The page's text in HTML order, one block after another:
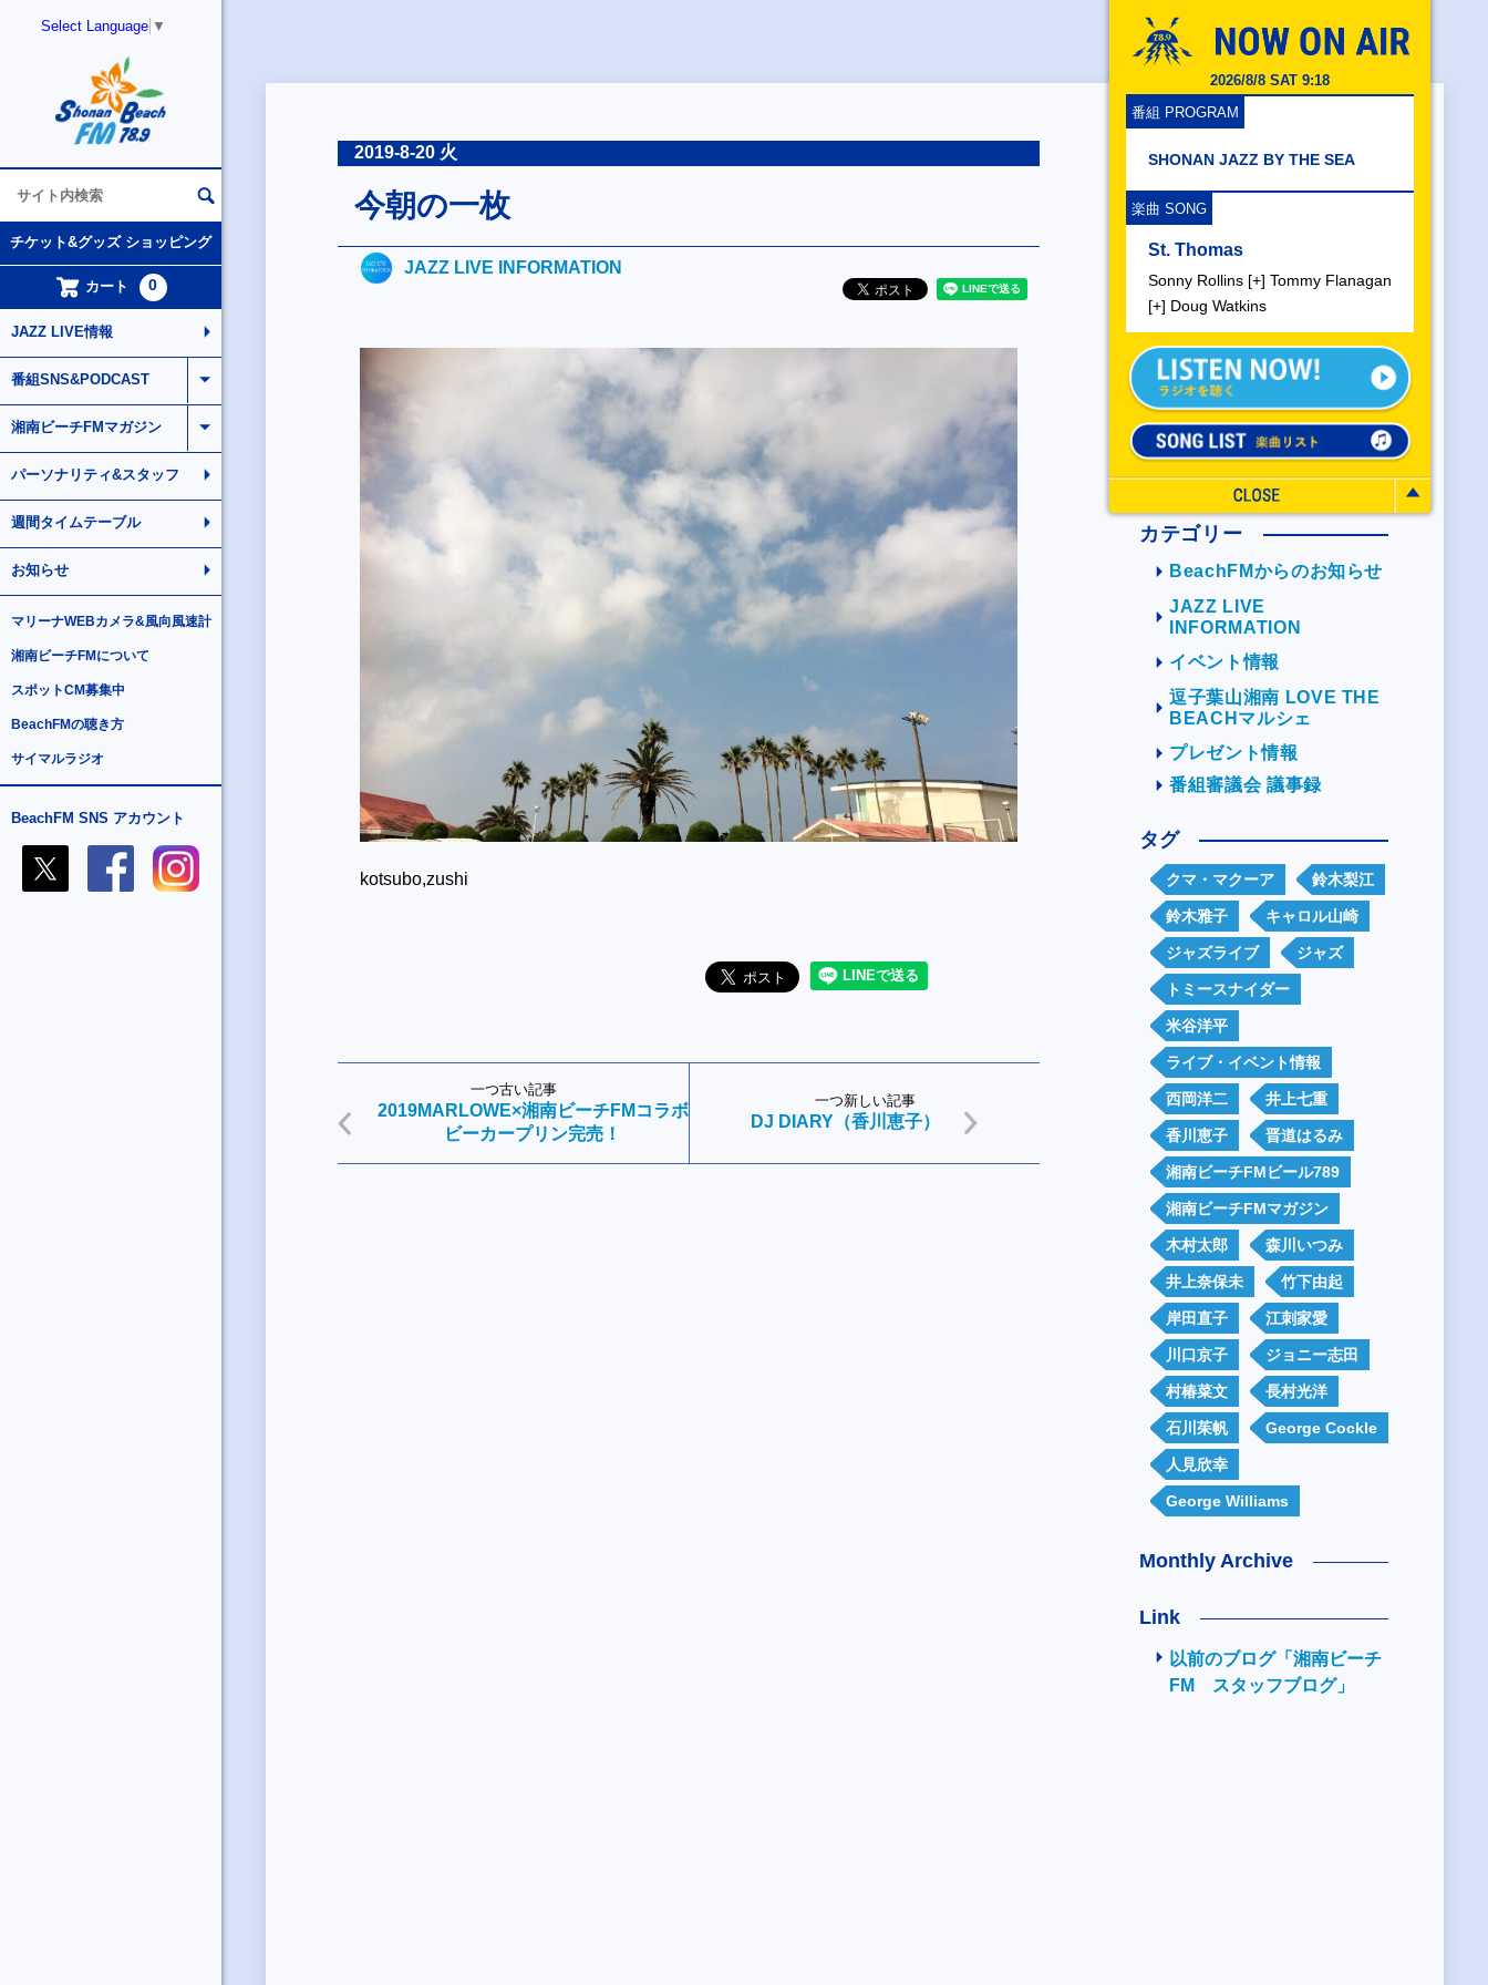
Select Language ▼
2026/8/8 SAT 9:18
番組 PROGRAM
SHONAN JAZZ BY THE SEA
楽曲 SONG
St. Thomas
Sonny Rollins [+] Tommy Flanagan
[+] Doug Watkins
チケット&グッズ ショッピング
カート 0
JAZZ LIVE情報
番組SNS&PODCAST
湘南ビーチFMマガジン
パーソナリティ&スタッフ
週間タイムテーブル
お知らせ
マリーナWEBカメラ&風向風速計
湘南ビーチFMについて
スポットCM募集中
BeachFMの聴き方
サイマルラジオ
BeachFM SNS アカウント
2019-8-20 火
今朝の一枚
JAZZ LIVE INFORMATION
kotsubo,zushi
一つ古い記事
2019MARLOWE×湘南ビーチFMコラボ
ビーカープリン完売！
一つ新しい記事
DJ DIARY（香川恵子）
カテゴリー
BeachFMからのお知らせ
JAZZ LIVE
INFORMATION
イベント情報
逗子葉山湘南 LOVE THE
BEACHマルシェ
プレゼント情報
番組審議会 議事録
タグ
クマ・マクーア 鈴木梨江
鈴木雅子 キャロル山崎
ジャズライブ ジャズ
トミースナイダー
米谷洋平
ライブ・イベント情報
西岡洋二 井上七重
香川恵子 晋道はるみ
湘南ビーチFMビール789
湘南ビーチFMマガジン
木村太郎 森川いつみ
井上奈保未 竹下由起
岸田直子 江刺家愛
川口京子 ジョニー志田
村椿菜文 長村光洋
石川茱帆 George Cockle
人見欣幸
George Williams
Monthly Archive
Link
以前のブログ「湘南ビーチ
FM スタッフブログ」